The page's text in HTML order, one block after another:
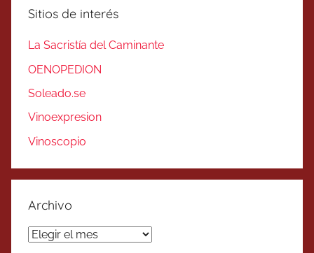
Sitios de interés
La Sacristía del Caminante
OENOPEDION
Soleado.se
Vinoexpresion
Vinoscopio
Archivo
Archivo